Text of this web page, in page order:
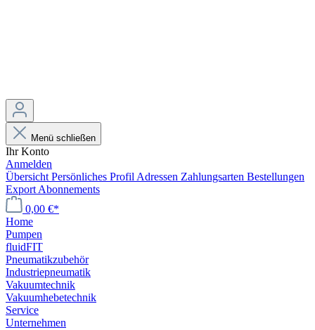
Menü schließen
Ihr Konto
Anmelden
Übersicht Persönliches Profil Adressen Zahlungsarten Bestellungen
Export Abonnements
0,00 €*
Home
Pumpen
fluidFIT
Pneumatikzubehör
Industriepneumatik
Vakuumtechnik
Vakuumhebetechnik
Service
Unternehmen